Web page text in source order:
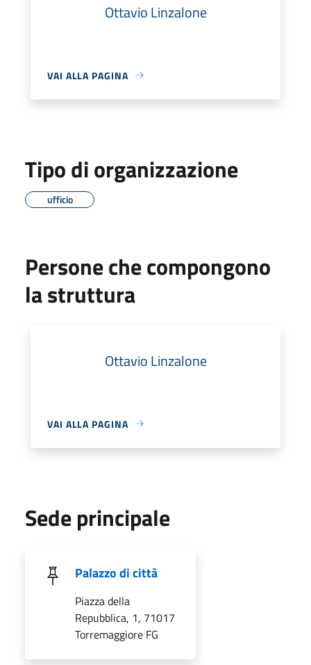
Ottavio Linzalone
VAI ALLA PAGINA
Tipo di organizzazione
ufficio
Persone che compongono
la struttura
Ottavio Linzalone
VAI ALLA PAGINA
Sede principale
Palazzo di città
Piazza della
Repubblica, 1, 71017
Torremaggiore FG